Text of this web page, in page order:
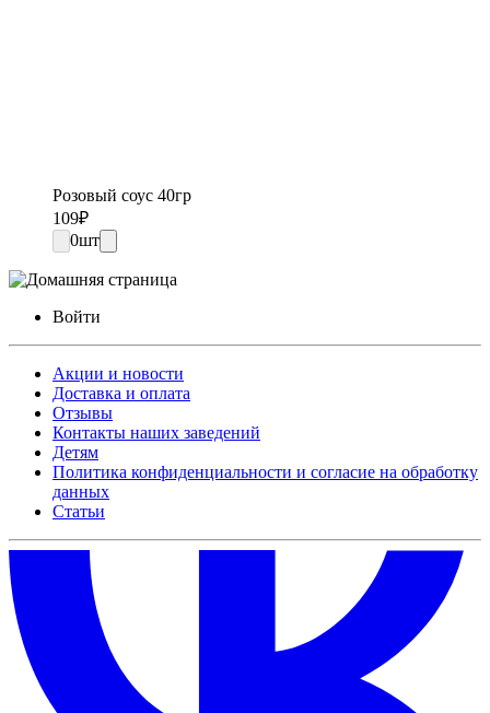
Розовый соус 40гр
109₽
0шт
Войти
Акции и новости
Доставка и оплата
Отзывы
Контакты наших заведений
Детям
Политика конфиденциальности и согласие на обработку
данных
Статьи